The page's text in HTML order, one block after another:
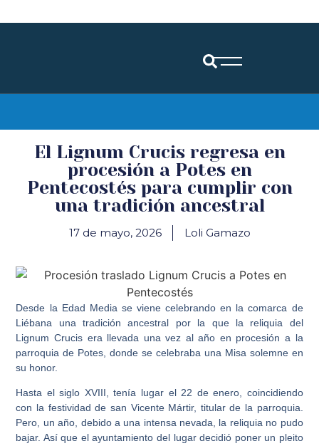
El Lignum Crucis regresa en
procesión a Potes en
Pentecostés para cumplir con
una tradición ancestral
17 de mayo, 2026 Loli Gamazo
Desde la Edad Media se viene celebrando en la comarca de
Liébana una tradición ancestral por la que la reliquia del
Lignum Crucis era llevada una vez al año en procesión a la
parroquia de Potes, donde se celebraba una Misa solemne en
su honor.
Hasta el siglo XVIII, tenía lugar el 22 de enero, coincidiendo
con la festividad de san Vicente Mártir, titular de la parroquia.
Pero, un año, debido a una intensa nevada, la reliquia no pudo
bajar. Así que el ayuntamiento del lugar decidió poner un pleito